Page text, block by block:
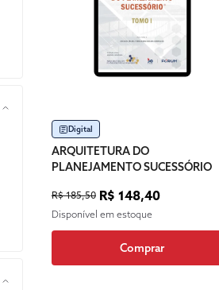
Digital
ARQUITETURA DO
PLANEJAMENTO SUCESSÓRIO
R$ 185,50 R$ 148,40
Disponível em estoque
Comprar